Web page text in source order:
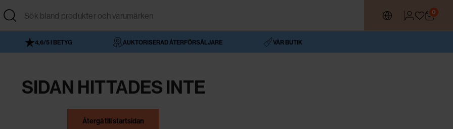
0
4,6/5 I BETYG AUKTORISERAD ÅTERFÖRSÄLJARE VÅR BUTIK
SIDAN HITTADES INTE
Återgå till startsidan